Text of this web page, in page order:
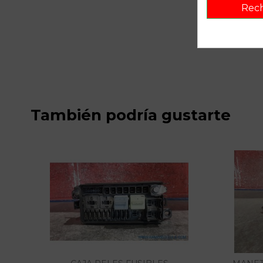
También podría gustarte